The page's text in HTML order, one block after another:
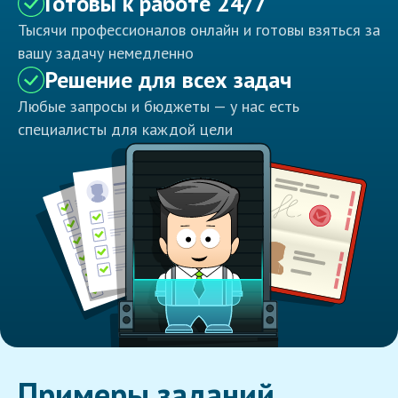
Тысячи профессионалов онлайн и готовы взяться за
вашу задачу немедленно
Решение для всех задач
Любые запросы и бюджеты — у нас есть
специалисты для каждой цели